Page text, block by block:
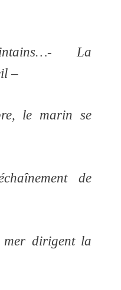
La
–
le marin se
de
dirigent la